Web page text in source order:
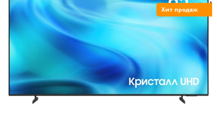
Хит продаж